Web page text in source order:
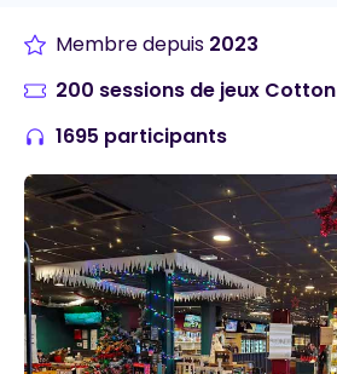
Membre depuis 2023
200 sessions de jeux Cotton
1695 participants